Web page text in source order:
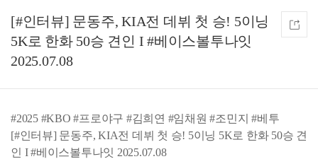
[#인터뷰] 문동주, KIA전 데뷔 첫 승! 5이닝
5K로 한화 50승 견인 I #베이스볼투나잇
2025.07.08
#2025 #KBO #프로야구 #김희연 #임채원 #조민지 #베투
[#인터뷰] 문동주, KIA전 데뷔 첫 승! 5이닝 5K로 한화 50승 견
인 I #베이스볼투나잇 2025.07.08